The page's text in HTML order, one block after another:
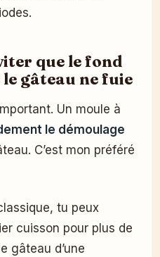
que le fond
gâteau ne fuie
Un moule à
le démoulage
C’est mon préféré
tu peux
cuisson pour plus de
gâteau d’une